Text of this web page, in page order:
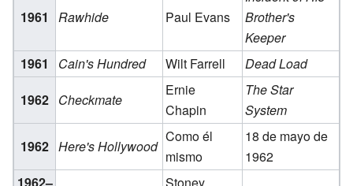
1961 Rawhide Paul Evans
Brother's
Keeper
1961
Cain's Hundred Wilt Farrell
Dead Load
1962 Checkmate
Ernie
Chapin
The Star
System
1962 Here's Hollywood
Como él
mismo
18 de mayo de
1962